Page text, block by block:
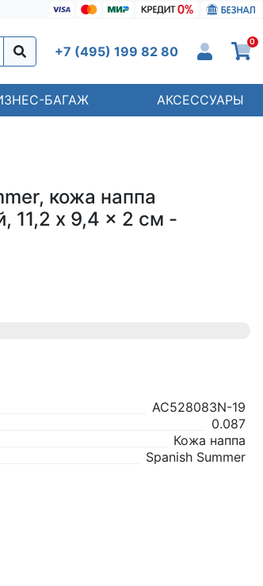
+7 (495) 199 82 80
0
БАГАЖ АКСЕССУАРЫ
кожа наппа
11,2 x 9,4 x 2 см -
AC528083N-19
0.087
Кожа наппа
Spanish Summer